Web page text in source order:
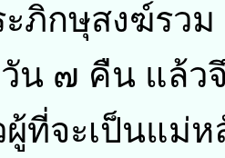
ภิกษุสงฆ์รว
น ๗ คืน แล้ว
ที่จะเป็นแม่ห